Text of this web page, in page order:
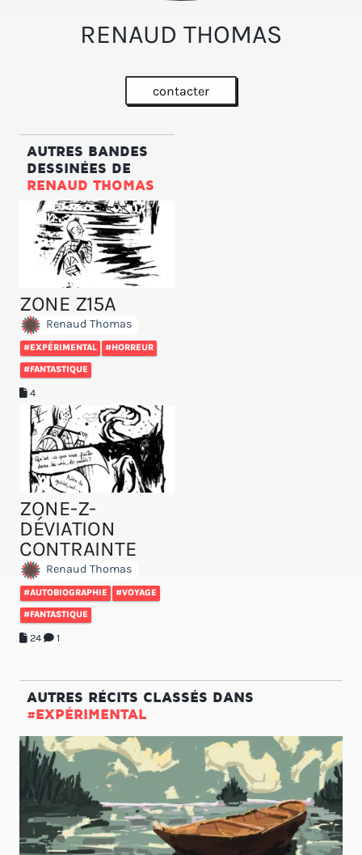
RENAUD THOMAS
contacter
AUTRES BANDES
DESSINÉES DE
RENAUD THOMAS
ZONE Z15A
Renaud Thomas
#EXPÉRIMENTAL #HORREUR
#FANTASTIQUE
4
ZONE-Z-
DÉVIATION
CONTRAINTE
Renaud Thomas
#AUTOBIOGRAPHIE #VOYAGE
#FANTASTIQUE
24 1
AUTRES RÉCITS CLASSÉS DANS
#EXPÉRIMENTAL